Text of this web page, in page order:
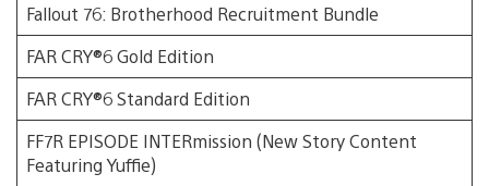
Fallout 76: Brotherhood Recruitment Bundle
FAR CRY®6 Gold Edition
FAR CRY®6 Standard Edition
FF7R EPISODE INTERmission (New Story Content
Featuring Yuffie)